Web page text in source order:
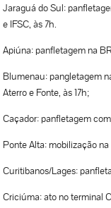
Jaraguá do Sul:
e IFSC, às 7h.
Apiúna: panfletagem na
Blumenau: pangletagem
Aterro e Fonte, às 17h;
Caçador: panfletagem
Ponte Alta: mobilização na
Curitibanos/Lages:
Criciúma: ato no terminal